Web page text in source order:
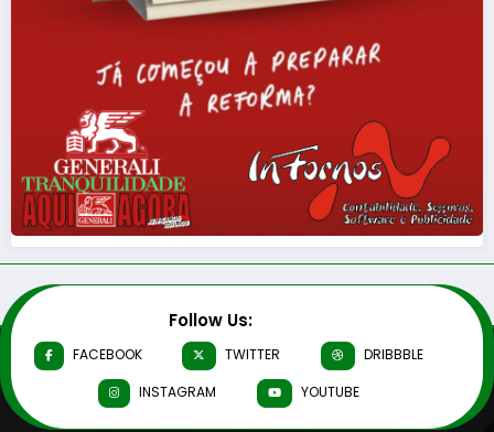
Follow Us:
FACEBOOK TWITTER
DRIBBBLE
INSTAGRAM
YOUTUBE